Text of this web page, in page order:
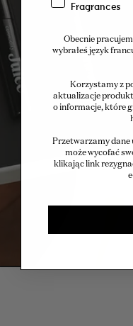
Fragrances
Obecnie
wybrałeś język
Korzystamy z
aktualizacje
o informacje, które
Przetwarzamy dane
może wycofać
klikając link